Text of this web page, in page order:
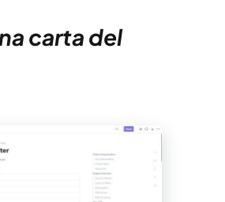
carta del